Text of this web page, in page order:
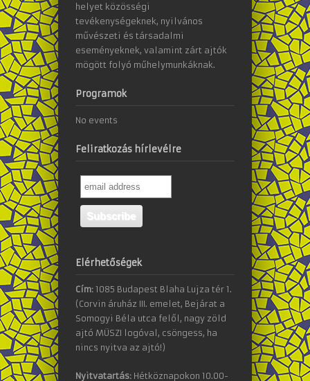
helyet közösségi
tevékenységeknek, nyilvános
művészeti és társadalmi
eseményeknek, valamint zárt ajtók
mögött folyó műhelymunkáknak.
Programok
No events
Feliratkozás hírlevélre
Elérhetőségek
Cím: 1085 Budapest Blaha Lujza tér 1.
(Corvin áruház III. emelet, Bejárat a
Somogyi Béla utca felől, nagy zöld
ajtó MÜSZI logóval, csöngess, ha
nincs nyitva az ajtó!)
Nyitvatartás: Hétköznapokon 10.00-